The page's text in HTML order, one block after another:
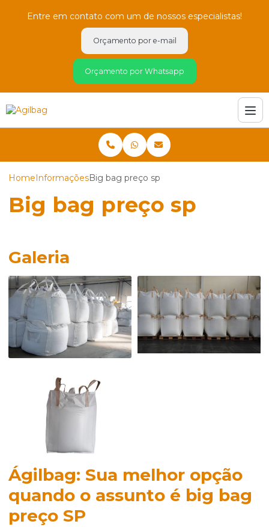
Entre em contato com um de nossos especialistas!
Orçamento por e-mail
Orçamento por Whatsapp
HomeInformaçõesBig bag preço sp
Big bag preço sp
Galeria
Ágilbag: Sua melhor opção
quando o assunto é big bag
preço SP